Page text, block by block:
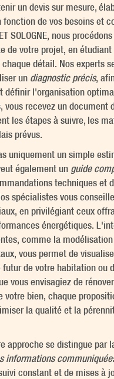
un devis sur mesure,
de vos besoins et
SOLOGNE, nous
de votre projet, en étudiant
détail. Nos experts
un diagnostic précis,
définir l'organisation
vous recevez un document
les étapes à suivre, les
prévus.
uniquement un simple
également un guide
techniques et
spécialistes vous
en privilégiant ceux
énergétiques.
comme la
vous permet de
de votre habitation ou
vous envisagiez de
votre bien, chaque
la qualité et la
approche se distingue par
informations
constant et de mises à